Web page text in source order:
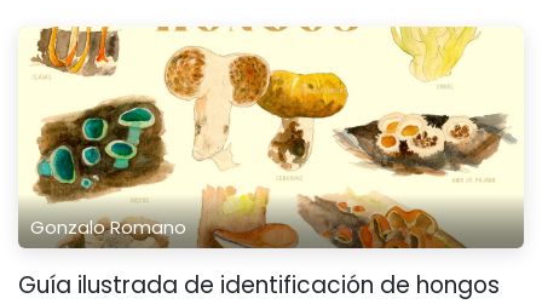
Gonzalo Romano
Guía ilustrada de identificación de hongos